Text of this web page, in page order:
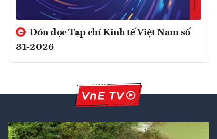
Đón đọc Tạp chí Kinh tế Việt Nam số
31-2026